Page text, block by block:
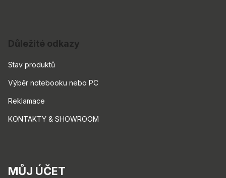
Důležité odkazy
Stav produktů
Výběr notebooku nebo PC
Reklamace
KONTAKTY & SHOWROOM
MŮJ ÚČET